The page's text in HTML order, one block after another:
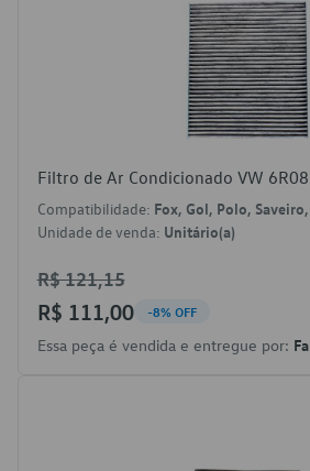
Filtro de Ar Condicionado VW
Compatibilidade: Fox, Gol, Polo,
Unidade de venda: Unitário(a)
R$ 121,15
R$ 111,00 -8% OFF
Essa peça é vendida e entregue por: